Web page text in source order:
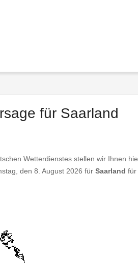
für Saarland
Wetterdienstes stellen wir Ihnen
den 8. August 2026 für Saarland für